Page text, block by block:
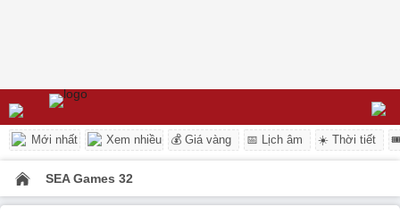
Mới nhất Xem nhiều 💰 Giá vàng 📅 Lịch âm ☀️ Thời tiết
SEA Games 32